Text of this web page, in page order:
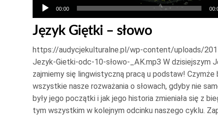
00:00
Język Giętki – słowo
https://audycjekulturalne.pl/wp-content/uploads/
Jezyk-Gietki-odc-10-słowo-_AK.mp3 W dzisiejszym
zajmiemy się lingwistyczną pracą u podstaw! Czymże
wszystkie nasze rozważania o słowach, gdyby nie
były jego początki i jak jego historia zmieniała się z
tym wszystkim w kolejnym odcinku naszego cyklu.